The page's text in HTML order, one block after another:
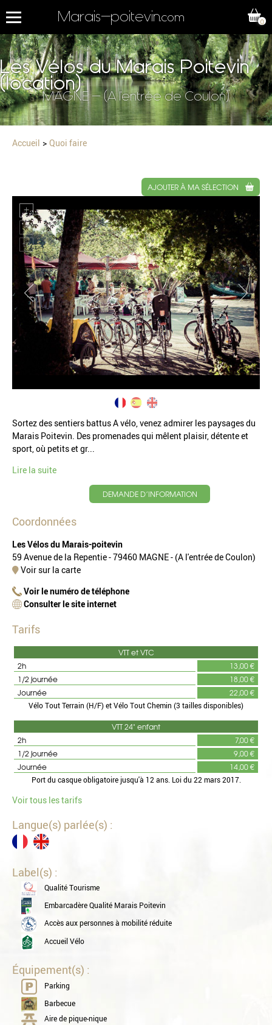
Marais-poitevin.com
Les Vélos du Marais Poitevin
(location)
MAGNE - (A l'entrée de Coulon)
0
Accueil Quoi faire
AJOUTER À MA SÉLECTION
Sortez des sentiers battus A vélo, venez admirer les paysages du
Marais Poitevin. Des promenades qui mêlent plaisir, détente et
sport, où petits et gr...
Lire la suite
DEMANDE D’INFORMATION
Coordonnées
Les Vélos du Marais-poitevin
59 Avenue de la Repentie - 79460 MAGNE - (A l'entrée de Coulon)
Voir sur la carte
Voir le numéro de téléphone
Consulter le site internet
Tarifs
Vélo Tout Terrain (H/F) et Vélo Tout Chemin (3 tailles disponibles)
VTT et VTC
2h
13,00 €
1/2 journée
18,00 €
Journée
22,00 €
Port du casque obligatoire jusqu'à 12 ans. Loi du 22 mars 2017.
VTT 24" enfant
2h
7,00 €
1/2 journée
9,00 €
Journée
14,00 €
Voir tous les tarifs
Langue(s) parlée(s) :
Label(s) :
Qualité Tourisme
Embarcadère Qualité Marais Poitevin
Accès aux personnes à mobilité réduite
Accueil Vélo
Équipement(s) :
Parking
Barbecue
Aire de pique-nique